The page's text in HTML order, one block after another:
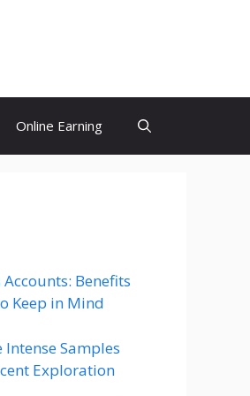
Online Earning
Accounts: Benefits
Keep in Mind
Samples
Exploration